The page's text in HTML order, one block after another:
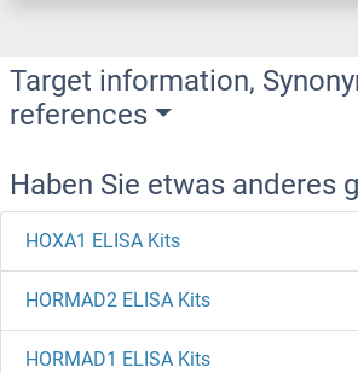
Target information,
references
Haben Sie etwas anderes
HOXA1 ELISA Kits
HORMAD2 ELISA Kits
HORMAD1 ELISA Kits